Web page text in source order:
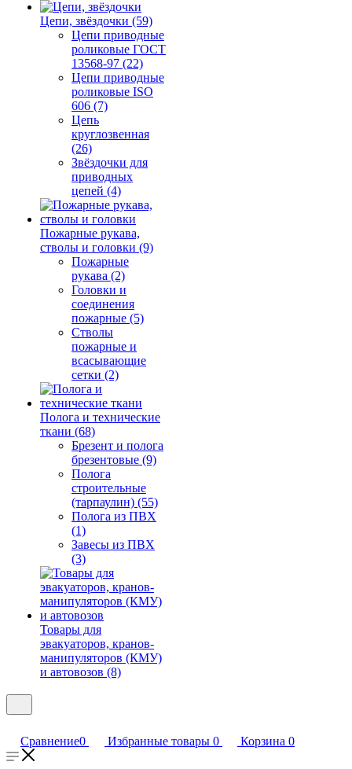
Цепи, звёздочки (59)
Цепи приводные
роликовые ГОСТ
13568-97 (22)
Цепи приводные
роликовые ISO
606 (7)
Цепь
круглозвенная
(26)
Звёздочки для
приводных
цепей (4)
Пожарные рукава,
стволы и головки (9)
Пожарные
рукава (2)
Головки и
соединения
пожарные (5)
Стволы
пожарные и
всасывающие
сетки (2)
Полога и технические
ткани (68)
Брезент и полога
брезентовые (9)
Полога
строительные
(тарпаулин) (55)
Полога из ПВХ
(1)
Завесы из ПВХ
(3)
Товары для
эвакуаторов, кранов-
манипуляторов (КМУ)
и автовозов (8)
Сравнение0 Избранные товары 0 Корзина 0